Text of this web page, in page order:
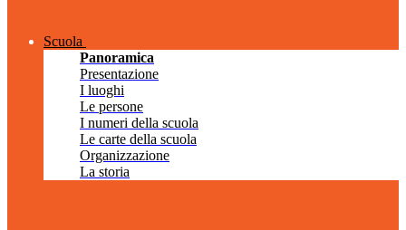
Scuola
Panoramica
Presentazione
I luoghi
Le persone
I numeri della scuola
Le carte della scuola
Organizzazione
La storia